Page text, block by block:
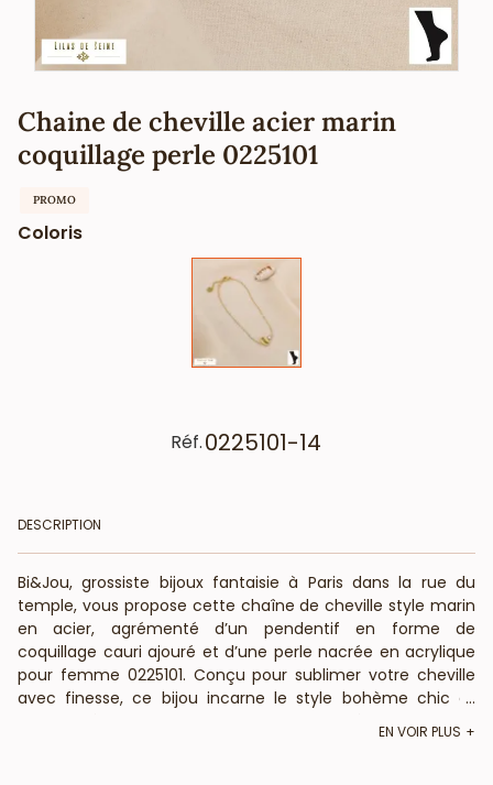
Chaine de cheville acier marin
coquillage perle 0225101
PROMO
Coloris
Réf.0225101-14
DESCRIPTION
Bi&Jou, grossiste bijoux fantaisie à Paris dans la rue du
temple, vous propose cette chaîne de cheville style marin
en acier, agrémenté d’un pendentif en forme de
coquillage cauri ajouré et d’une perle nacrée en acrylique
pour femme 0225101. Conçu pour sublimer votre cheville
avec finesse, ce bijou incarne le style bohème chic et
mer aux soirées habillées. Cette chevillière mesure 20.5cm
...
EN VOIR PLUS